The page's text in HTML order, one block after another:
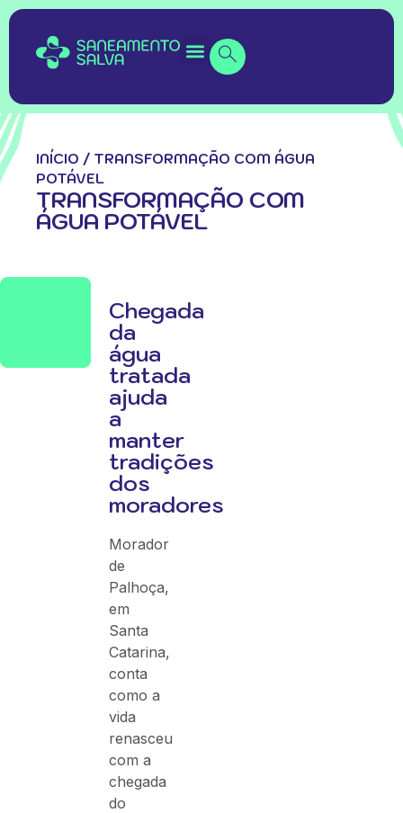
INÍCIO / TRANSFORMAÇÃO COM ÁGUA
POTÁVEL
TRANSFORMAÇÃO COM
ÁGUA POTÁVEL
Chegada
da
água
tratada
ajuda
a
manter
tradições
dos
moradores
Morador
de
Palhoça,
em
Santa
Catarina,
conta
como a
vida
renasceu
com a
chegada
do